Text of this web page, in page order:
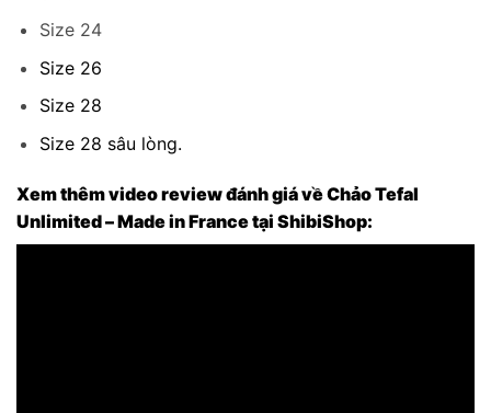
Size 24
Size 26
Size 28
Size 28 sâu lòng.
Xem thêm video review đánh giá về Chảo Tefal
Unlimited – Made in France tại ShibiShop: